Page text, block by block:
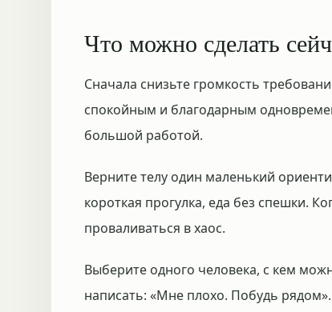
Что можно сделать
Сначала снизьте громкость
спокойным и благодарным
большой работой.
Верните телу один маленький
короткая прогулка, еда без спешки.
проваливаться в хаос.
Выберите одного человека, с кем
написать: «Мне плохо. Побудь